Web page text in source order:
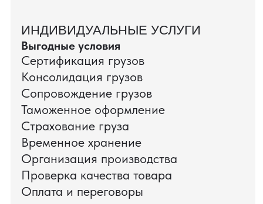
КЕЙС ПАО «РОСТЕЛЕКОМ»
ПАО «Ростелеком» доверяет нам полный
цикл международных поставок — от
поиска и проверки поставщиков до
доставки оборудования.
Мы обеспечили полный цикл работ:
проверку продукции, логистику,
таможенное оформление и контроль
сроков. В результате все товары были
доставлены точно в срок и без
дополнительных рисков.
PRO TORG — проверенный партнёр по
международной логистике для ведущих
федеральных компаний.